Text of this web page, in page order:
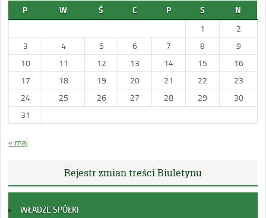
P W Ś C P S N
1
2
3
4 5 6 7 8
9
10
11 12 13 14 15
16
17
18 19 20 21 22
23
24
25 26 27 28 29
30
31
« maj
Rejestr zmian treści Biuletynu
WŁADZE SPÓŁKI